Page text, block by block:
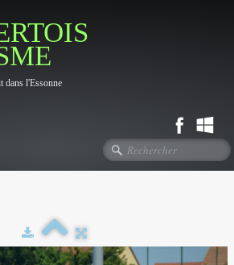
dans l'Essonne